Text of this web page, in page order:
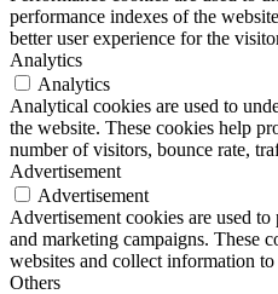
performance indexes of the
better user experience for the
Analytics
Analytics
Analytical cookies are used to
the website. These cookies help
number of visitors, bounce rate,
Advertisement
Advertisement
Advertisement cookies are used
and marketing campaigns. These
websites and collect information
Others